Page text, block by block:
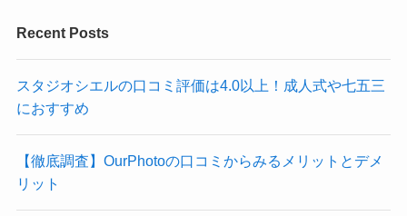
Recent Posts
スタジオシエルの口コミ評価は4.0以上！成人式や七五三
におすすめ
【徹底調査】OurPhotoの口コミからみるメリットとデメ
リット